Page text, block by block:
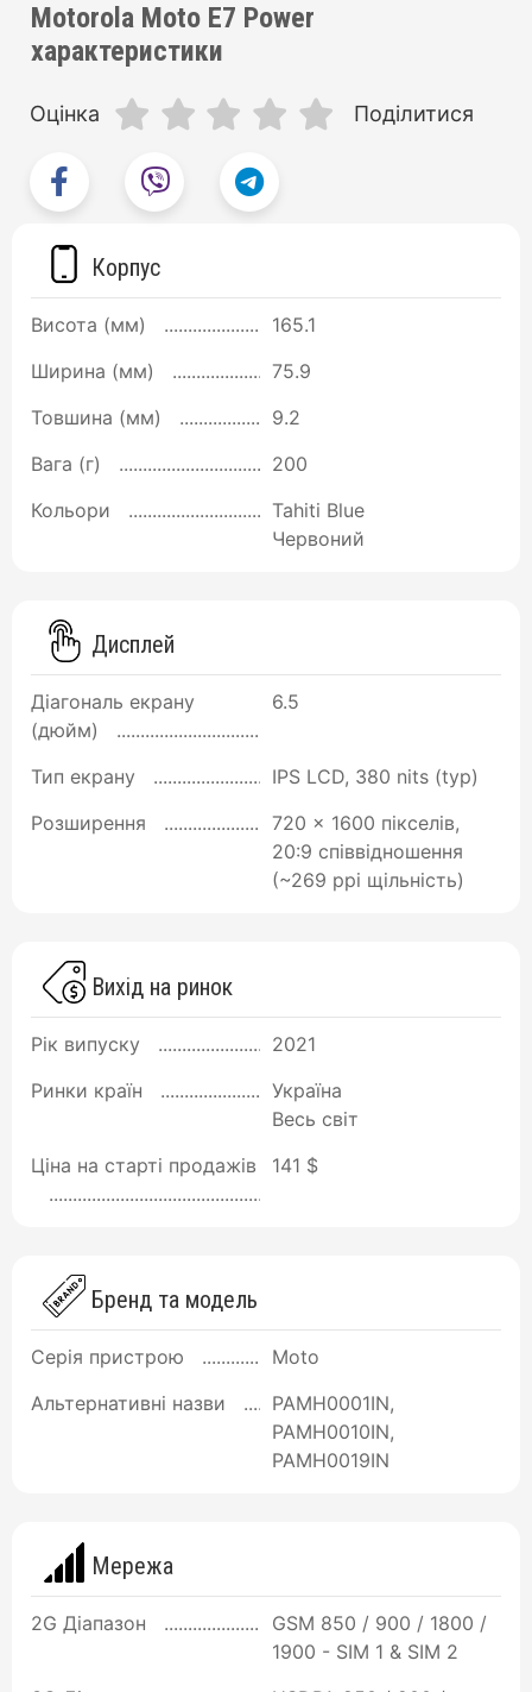
Motorola Moto E7 Power
характеристики
Оцінка Поділитися
Корпус
Висота (мм)
165.1
Ширина (мм)
75.9
Товшина (мм)
9.2
Вага (г)
200
Кольори
Tahiti Blue
Червоний
Дисплей
Діагональ екрану
(дюйм)
6.5
Тип екрану
IPS LCD, 380 nits (typ)
Розширення
720 x 1600 пікселів,
20:9 співвідношення
(~269 ppi щільність)
Вихід на ринок
Рік випуску
2021
Ринки країн
Україна
Весь світ
Ціна на старті продажів
141 $
Бренд та модель
Серія пристрою
Moto
Альтернативні назви
PAMH0001IN,
PAMH0010IN,
PAMH0019IN
Мережа
2G Діапазон
GSM 850 / 900 / 1800 /
1900 - SIM 1 & SIM 2